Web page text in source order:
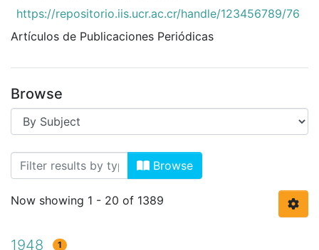
https://repositorio.iis.ucr.ac.cr/handle/123456789/76
Artículos de Publicaciones Periódicas
Browse
Browsing Artículos de publicaciones
Browse
Now showing 1 - 20 of 1389
1948 1